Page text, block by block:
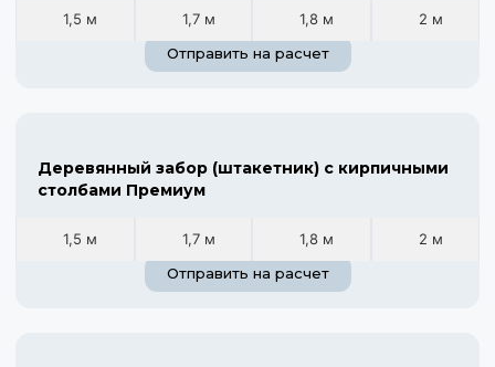
1,5 м 1,7 м 1,8 м
2 м
Отправить на расчет
Деревянный забор (штакетник) с кирпичными
столбами Премиум
1,5 м 1,7 м 1,8 м
2 м
Отправить на расчет